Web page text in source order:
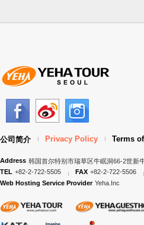
公司简介 Privacy Policy Terms
Address 韩国首尔特别市瑞草区牛眠洞66-2世新
TEL +82-2-722-5505 FAX +82-2-722-5506
Web Hosting Service Provider Yeha.Inc